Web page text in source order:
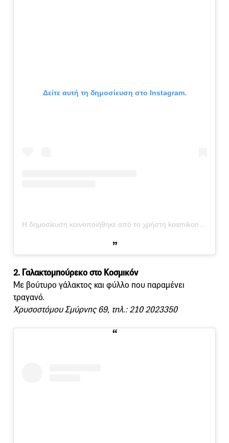
Δείτε αυτή τη δημοσίευση στο Instagram.
2. Γαλακτομπούρεκο στο Κοσμικόν
Με βούτυρο γάλακτος και φύλλο που παραμένει
τραγανό.
Χρυσοστόμου Σμύρνης 69, τηλ.: 210 2023350